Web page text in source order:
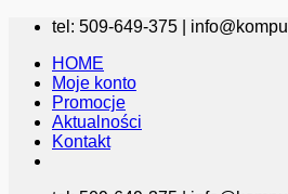
Przewiń
zawartości
tel: 509-649-375 |
HOME
Moje konto
Promocje
Aktualności
Kontakt